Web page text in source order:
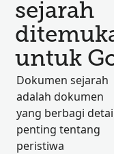
sejarah
untuk
Dokumen sejarah
adalah dokumen
yang berbagi
penting tentang
peristiwa